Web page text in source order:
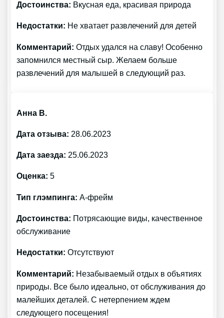
Достоинства: Вкусная еда, красивая природа
Недостатки: Не хватает развлечений для детей
Комментарий: Отдых удался на славу! Особенно
запомнился местный сыр. Желаем больше
развлечений для малышей в следующий раз.
Анна В.
Дата отзыва: 28.06.2023
Дата заезда: 25.06.2023
Оценка: 5
Тип глэмпинга: А-фрейм
Достоинства: Потрясающие виды, качественное
обслуживание
Недостатки: Отсутствуют
Комментарий: Незабываемый отдых в объятиях
природы. Все было идеально, от обслуживания до
малейших деталей. С нетерпением ждем
следующего посещения!